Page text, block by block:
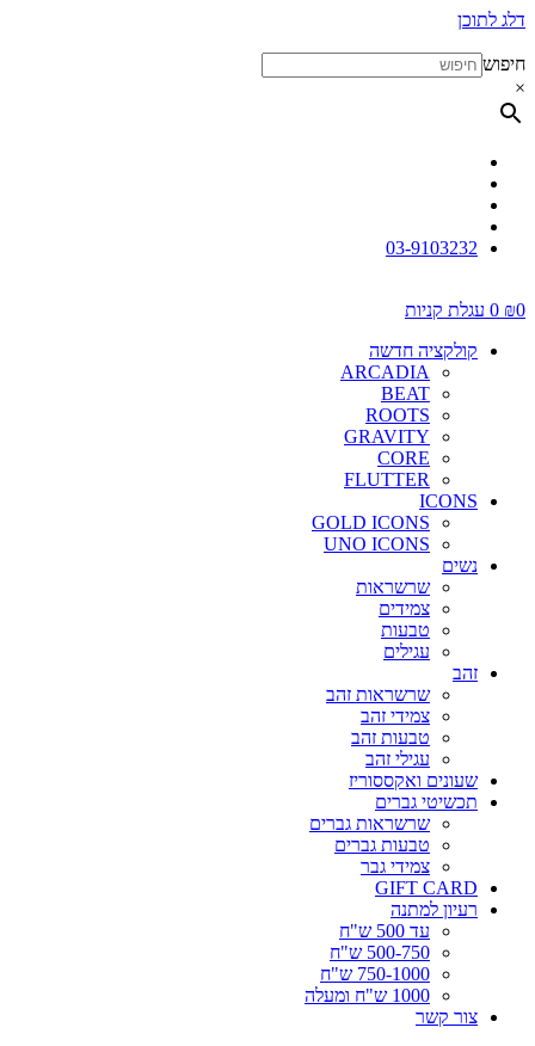
דלג לתוכן
חיפוש
×
03-9103232
₪0
0 עגלת קניות
קולקציה חדשה
ARCADIA
BEAT
ROOTS
GRAVITY
CORE
FLUTTER
ICONS
GOLD ICONS
UNO ICONS
נשים
שרשראות
צמידים
טבעות
עגילים
זהב
שרשראות זהב
צמידי זהב
טבעות זהב
עגילי זהב
שעונים ואקססוריז
תכשיטי גברים
שרשראות גברים
טבעות גברים
צמידי גבר
GIFT CARD
רעיון למתנה
עד 500 ש"ח
500-750 ש"ח
750-1000 ש"ח
1000 ש"ח ומעלה
צור קשר